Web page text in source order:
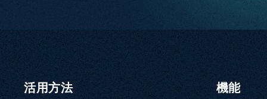
活用方法 機能